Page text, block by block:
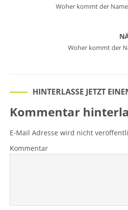
Woher kommt der Name
Woher kommt der
HINTERLASSE JETZT
Kommentar
E-Mail Adresse wird nicht
Kommentar